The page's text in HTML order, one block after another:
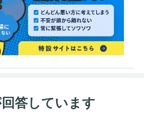
答しています